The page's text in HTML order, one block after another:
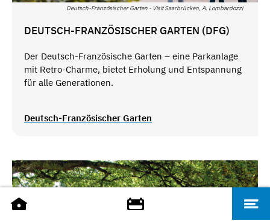
Deutsch-Französischer Garten - Visit Saarbrücken, A. Lombardozzi
DEUTSCH-FRANZÖSISCHER GARTEN (DFG)
Der Deutsch-Französische Garten – eine Parkanlage
mit Retro-Charme, bietet Erholung und Entspannung
für alle Generationen.
Deutsch-Französischer Garten